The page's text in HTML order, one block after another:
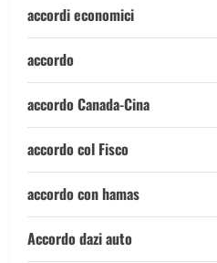
accordi economici
accordo
accordo Canada-Cina
accordo col Fisco
accordo con hamas
Accordo dazi auto